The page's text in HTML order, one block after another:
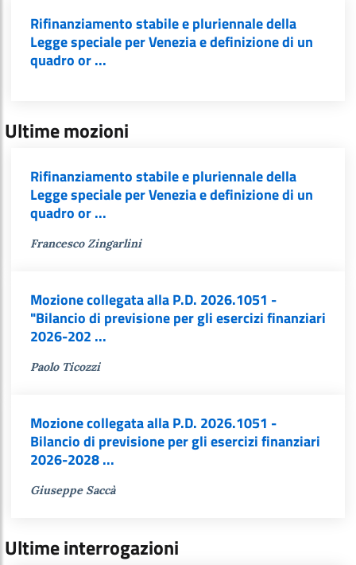
Rifinanziamento stabile e pluriennale della
Legge speciale per Venezia e definizione di un
quadro or ...
Ultime mozioni
Rifinanziamento stabile e pluriennale della
Legge speciale per Venezia e definizione di un
quadro or ...
Francesco Zingarlini
Mozione collegata alla P.D. 2026.1051 -
"Bilancio di previsione per gli esercizi finanziari
2026-202 ...
Paolo Ticozzi
Mozione collegata alla P.D. 2026.1051 -
Bilancio di previsione per gli esercizi finanziari
2026-2028 ...
Giuseppe Saccà
Ultime interrogazioni